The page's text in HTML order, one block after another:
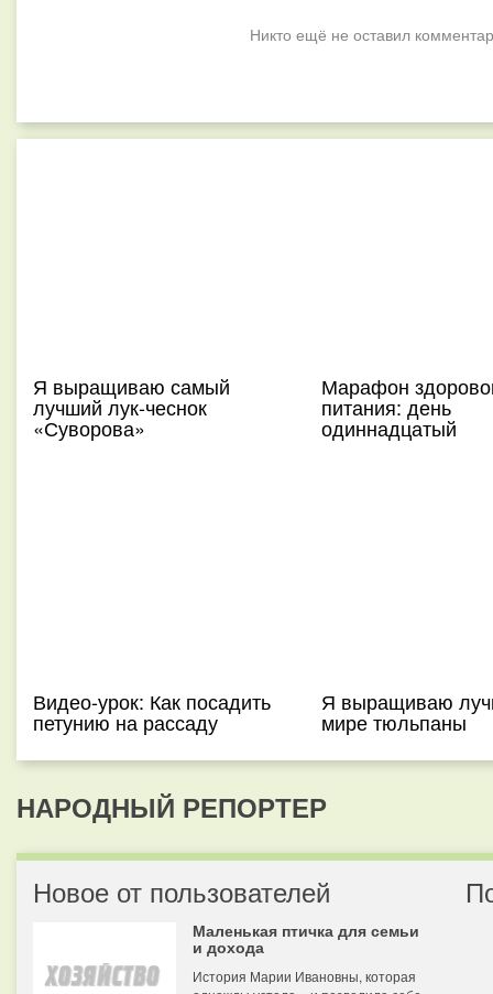
Никто ещё не оставил
Я выращиваю самый
лучший лук-чеснок
«Суворова»
Марафон
питания: день
одиннадцатый
Видео-урок: Как посадить
петунию на рассаду
Я выращиваю
мире тюльпаны
НАРОДНЫЙ РЕПОРТЕР
Новое от пользователей
Маленькая птичка для семьи
и дохода
История Марии Ивановны, которая